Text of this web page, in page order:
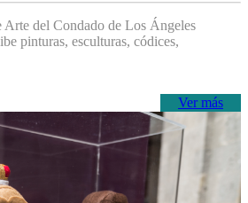
Arte del Condado de Los Ángeles
pinturas, esculturas, códices,
Ver más